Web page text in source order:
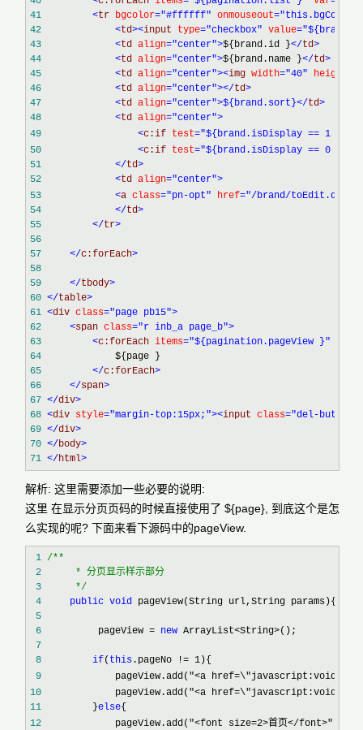
41
<tr bgcolor="#ffffff" onmouseout
42
<td><input type="checkbox" value
43
<td align="center">${brand.id }</td>
44
<td align="center">${brand.name }</td>
45
<td align="center"><img width="40" height
46
<td align="center"></td>
47
<td align="center">${brand.sort}</td>
48
<td align="center">
49
<c:if test="${brand.isDisplay == 1 }"
50
<c:if test="${brand.isDisplay == 0 }"
51
</td>
52
<td align="center">
53
<a class="pn-opt" href="/brand/
54
</td>
55
</tr>
56
57
</c:forEach>
58
59
</tbody>
60 </table>
61 <div class="page pb15">
62
<span class="r inb_a page_b">
63
<c:forEach items="${pagination.pageView }"
64
65
</c:forEach>
66
</span>
67 </div>
68 <div style="margin-top:15px;"><input class="del-button"
69 </div>
70 </body>
71 </html>
解析: 这里需要添加一些必要的说明:
这里 在显示分页页码的时候直接使用了 ${page}, 到底这个是怎
么实现的呢? 下面来看下源码中的pageView.
1 /**
2
3
*/
4
public void
5
6
          pageView =
new ArrayList<String>
7
8
if( this .pageNo != 1
9
pageView.add("<a
10
pageView.add("<a
11
         }
else
12
             pageView.add("<font size=2>首页</font>"